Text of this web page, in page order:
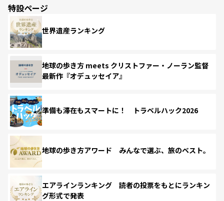
特設ページ
世界遺産ランキング
地球の歩き方 meets クリストファー・ノーラン監督
最新作『オデュッセイア』
準備も滞在もスマートに！ トラベルハック2026
地球の歩き方アワード みんなで選ぶ、旅のベスト。
エアラインランキング 読者の投票をもとにランキン
グ形式で発表